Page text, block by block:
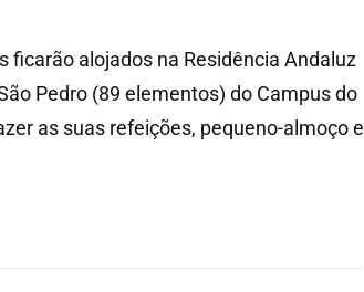
ficarão alojados na Residência Andaluz
Pedro (89 elementos) do Campus do
as suas refeições, pequeno-almoço e